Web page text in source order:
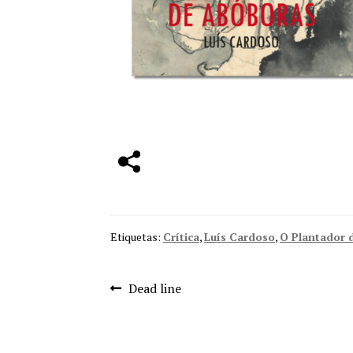
Etiquetas: Crítica,Luís Cardoso, O Plantador
Navegação
Artigo
Dead line